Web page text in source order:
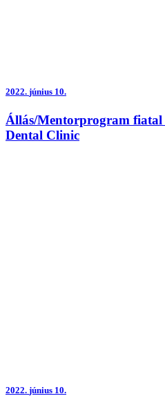
2022. június 10.
Állás/Mentorprogram
Dental Clinic
2022. június 10.